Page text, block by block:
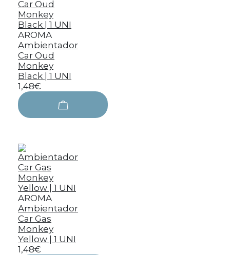
AROMA
Ambientador
Car Oud
Monkey
Black | 1 UNI
1,48€
AROMA
Ambientador
Car Gas
Monkey
Yellow | 1 UNI
1,48€